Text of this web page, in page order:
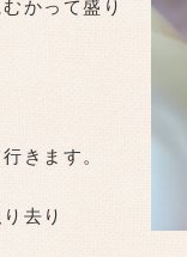
かって盛り
きます。
去り